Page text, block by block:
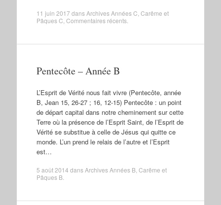
11 juin 2017 dansArchives Années C Carême et
Pâques C Commentaires récents.
Pentecôte – Année B
L’Esprit de Vérité nous fait vivre (Pentecôte, année
B, Jean 15, 26-27 ; 16, 12-15) Pentecôte : un point
de départ capital dans notre cheminement sur cette
Terre où la présence de l’Esprit Saint, de l’Esprit de
Vérité se substitue à celle de Jésus qui quitte ce
monde. L’un prend le relais de l’autre et l’Esprit
est…
5 août 2014 dansArchives Années B, Carême et
Pâques B.